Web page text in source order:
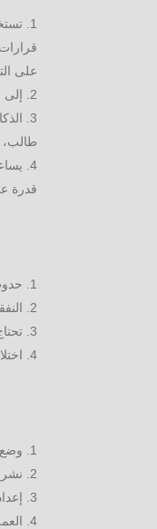
على
إلى
طالب،
قدرة
وضع
نشر